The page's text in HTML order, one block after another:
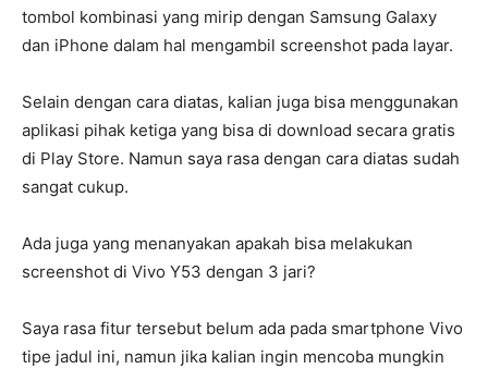
tombol kombinasi yang mirip dengan Samsung Galaxy
dan iPhone dalam hal mengambil screenshot pada layar.
Selain dengan cara diatas, kalian juga bisa menggunakan
aplikasi pihak ketiga yang bisa di download secara gratis
di Play Store. Namun saya rasa dengan cara diatas sudah
sangat cukup.
Ada juga yang menanyakan apakah bisa melakukan
screenshot di Vivo Y53 dengan 3 jari?
Saya rasa fitur tersebut belum ada pada smartphone Vivo
tipe jadul ini, namun jika kalian ingin mencoba mungkin